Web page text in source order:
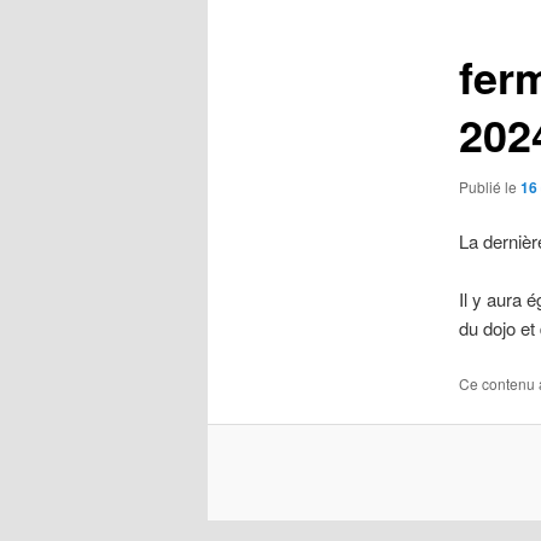
Publié le
La
Il y aura
du dojo
Ce contenu